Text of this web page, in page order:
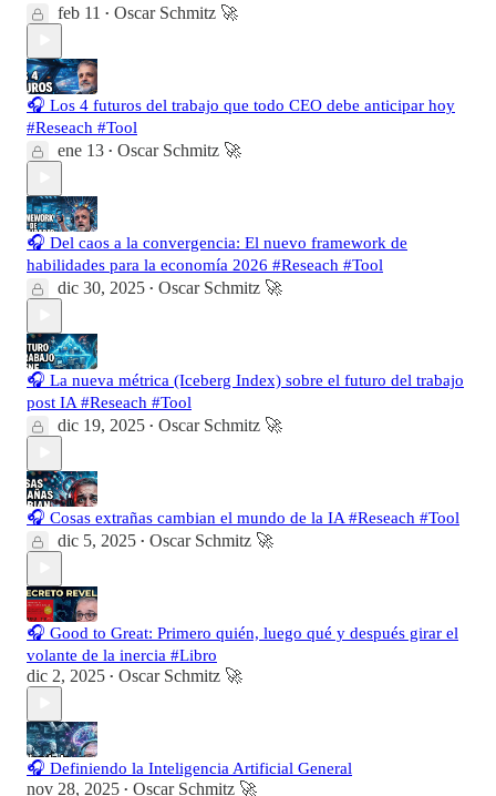
feb 11 • Oscar Schmitz 🚀
🎧 Los 4 futuros del trabajo que todo CEO debe anticipar hoy
#Reseach #Tool
ene 13 • Oscar Schmitz 🚀
🎧 Del caos a la convergencia: El nuevo framework de
habilidades para la economía 2026 #Reseach #Tool
dic 30, 2025 • Oscar Schmitz 🚀
🎧 La nueva métrica (Iceberg Index) sobre el futuro del trabajo
post IA #Reseach #Tool
dic 19, 2025 • Oscar Schmitz 🚀
🎧 Cosas extrañas cambian el mundo de la IA #Reseach #Tool
dic 5, 2025 • Oscar Schmitz 🚀
🎧 Good to Great: Primero quién, luego qué y después girar el
volante de la inercia #Libro
dic 2, 2025 • Oscar Schmitz 🚀
🎧 Definiendo la Inteligencia Artificial General
nov 28, 2025 • Oscar Schmitz 🚀